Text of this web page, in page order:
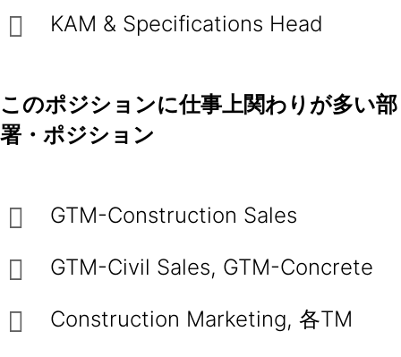
KAM & Specifications Head
このポジションに仕事上関わりが多い部
署・ポジション
GTM-Construction Sales
GTM-Civil Sales, GTM-Concrete
Construction Marketing, 各TM